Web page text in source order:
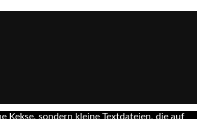
Kekse, sondern kleine Textdateien, die auf